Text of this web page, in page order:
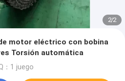
2/2
motor eléctrico con bobina
Torsión automática
：1 juego